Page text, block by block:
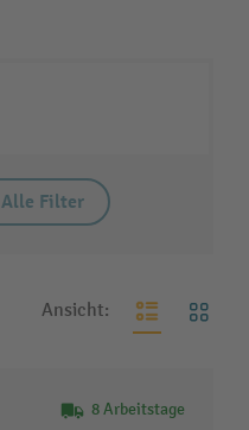
Alle Filter
Ansicht:
8 Arbeitstage